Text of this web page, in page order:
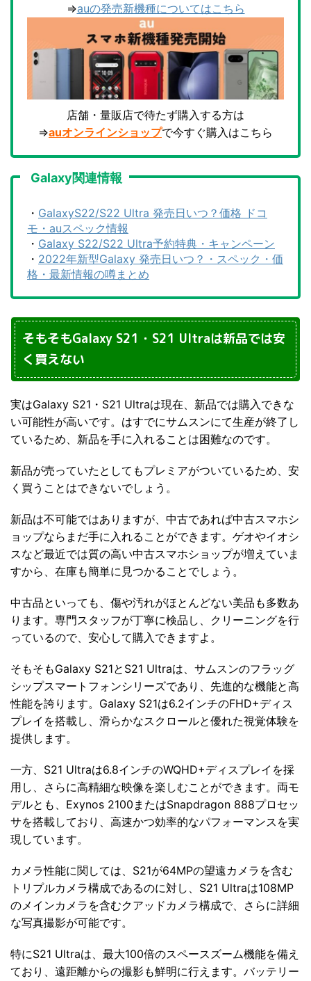
⇒auの発売新機種についてはこちら
店舗・量販店で待たず購入する方は
⇒auオンラインショップで今すぐ購入はこちら
Galaxy関連情報
・ GalaxyS22/S22 Ultra 発売日いつ？価格 ドコ
モ・auスペック情報
・ Galaxy S22/S22 Ultra予約特典・キャンペーン
・ 2022年新型Galaxy 発売日いつ？・スペック・価
格・最新情報の噂まとめ
そもそもGalaxy S21・S21 Ultraは新品では安
く買えない
実はGalaxy S21・S21 Ultraは現在、新品では購入できな
い可能性が高いです。はすでにサムスンにて生産が終了し
ているため、新品を手に入れることは困難なのです。
新品が売っていたとしてもプレミアがついているため、安
く買うことはできないでしょう。
新品は不可能ではありますが、中古であれば中古スマホシ
ョップならまだ手に入れることができます。ゲオやイオシ
スなど最近では質の高い中古スマホショップが増えていま
すから、在庫も簡単に見つかることでしょう。
中古品といっても、傷や汚れがほとんどない美品も多数あ
ります。専門スタッフが丁寧に検品し、クリーニングを行
っているので、安心して購入できますよ。
そもそもGalaxy S21とS21 Ultraは、サムスンのフラッグ
シップスマートフォンシリーズであり、先進的な機能と高
性能を誇ります。Galaxy S21は6.2インチのFHD+ディス
プレイを搭載し、滑らかなスクロールと優れた視覚体験を
提供します。
一方、S21 Ultraは6.8インチのWQHD+ディスプレイを採
用し、さらに高精細な映像を楽しむことができます。両モ
デルとも、Exynos 2100またはSnapdragon 888プロセッ
サを搭載しており、高速かつ効率的なパフォーマンスを実
現しています。
カメラ性能に関しては、S21が64MPの望遠カメラを含む
トリプルカメラ構成であるのに対し、S21 Ultraは108MP
のメインカメラを含むクアッドカメラ構成で、さらに詳細
な写真撮影が可能です。
特にS21 Ultraは、最大100倍のスペースズーム機能を備え
ており、遠距離からの撮影も鮮明に行えます。バッテリー